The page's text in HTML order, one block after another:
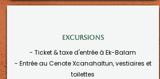
EXCURSIONS
- Ticket & taxe d'entrée à Ek-Balam
- Entrée au Cenote Xcanahaltun, vestiaires et
toilettes